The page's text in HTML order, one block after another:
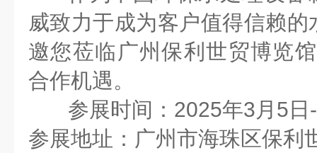
威致力于成为客户值得信赖
邀您莅临 广州保利世贸博览馆
合作机遇。
参展时间 ： 2025年3月5日
参展地址 ：广州市海珠区保利